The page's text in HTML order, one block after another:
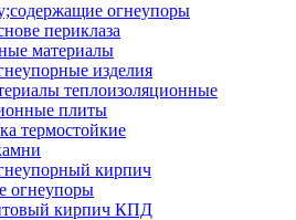
огнеупоры
периклаза
материалы
изделия
теплоизоляционные
плиты
термостойкие
кирпич
огнеупоры
кирпич КПД